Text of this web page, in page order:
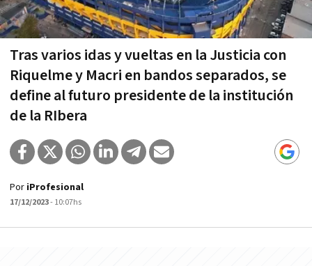
Tras varios idas y vueltas en la Justicia con
Riquelme y Macri en bandos separados, se
define al futuro presidente de la institución
de la RIbera
Por iProfesional
17/12/2023- 10:07hs